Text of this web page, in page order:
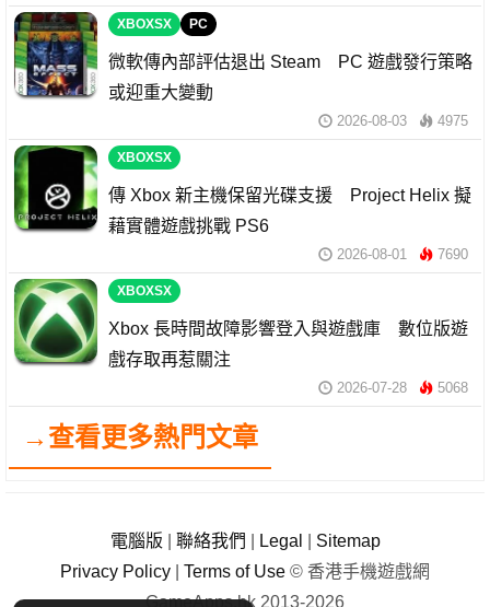
XBOXSX PC
微軟傳內部評估退出 Steam PC 遊戲發行策略
或迎重大變動
2026-08-03 4975
XBOXSX
傳 Xbox 新主機保留光碟支援 Project Helix 擬
藉實體遊戲挑戰 PS6
2026-08-01 7690
XBOXSX
Xbox 長時間故障影響登入與遊戲庫 數位版遊
戲存取再惹關注
2026-07-28 5068
→查看更多熱門文章
電腦版 聯絡我們 Legal
Sitemap
Privacy Policy
Terms of Use © 香港手機遊戲網
GameApps.hk 2013-2026